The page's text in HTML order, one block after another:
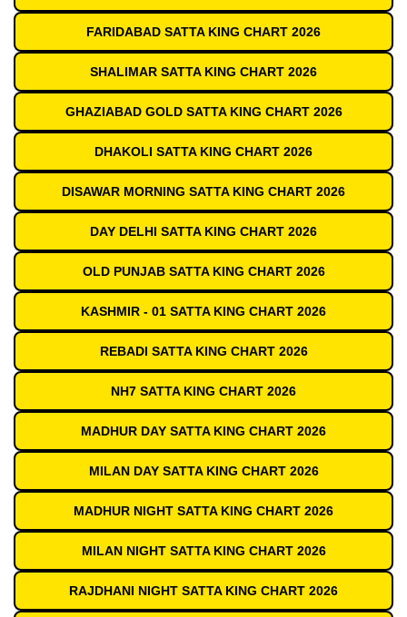
FARIDABAD SATTA KING CHART 2026
SHALIMAR SATTA KING CHART 2026
GHAZIABAD GOLD SATTA KING CHART 2026
DHAKOLI SATTA KING CHART 2026
DISAWAR MORNING SATTA KING CHART 2026
DAY DELHI SATTA KING CHART 2026
OLD PUNJAB SATTA KING CHART 2026
KASHMIR - 01 SATTA KING CHART 2026
REBADI SATTA KING CHART 2026
NH7 SATTA KING CHART 2026
MADHUR DAY SATTA KING CHART 2026
MILAN DAY SATTA KING CHART 2026
MADHUR NIGHT SATTA KING CHART 2026
MILAN NIGHT SATTA KING CHART 2026
RAJDHANI NIGHT SATTA KING CHART 2026